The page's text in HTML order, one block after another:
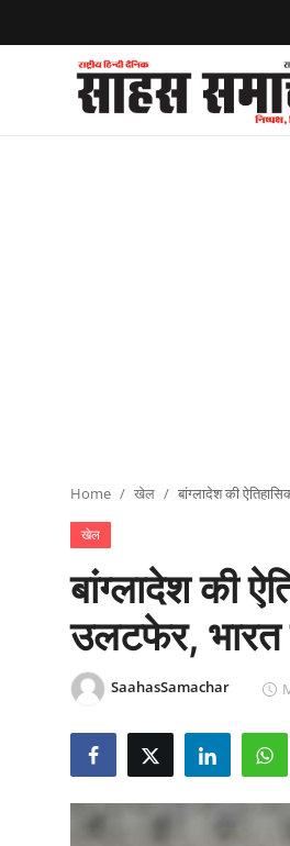
Home खेल बांग्लादेश की
खेल
बांग्लादेश की
उलटफेर, भारत
SaahasSamachar